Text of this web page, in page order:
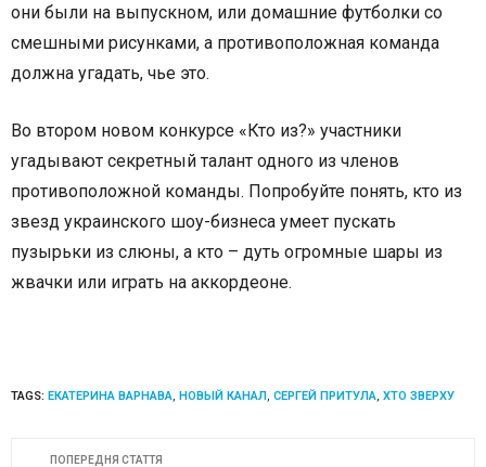
они были на выпускном, или домашние футболки со
смешными рисунками, а противоположная команда
должна угадать, чье это.
Во втором новом конкурсе «Кто из?» участники
угадывают секретный талант одного из членов
противоположной команды. Попробуйте понять, кто из
звезд украинского шоу-бизнеса умеет пускать
пузырьки из слюны, а кто – дуть огромные шары из
жвачки или играть на аккордеоне.
TAGS: ЕКАТЕРИНА ВАРНАВА, НОВЫЙ КАНАЛ, СЕРГЕЙ ПРИТУЛА, ХТО ЗВЕРХУ
ПОПЕРЕДНЯ СТАТТЯ